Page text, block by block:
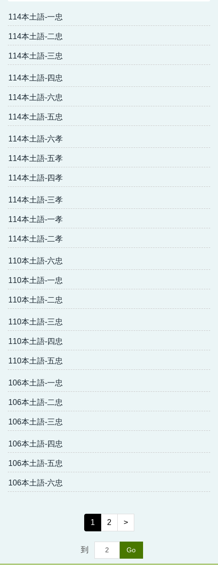
英語教育
母語專區
閱讀專區
雙語國際教育專區
校外人士協助教學或活動專區
114本土語-一忠
114本土語-二忠
114本土語-三忠
114本土語-四忠
114本土語-六忠
114本土語-五忠
114本土語-六孝
114本土語-五孝
114本土語-四孝
114本土語-三孝
114本土語-一孝
114本土語-二孝
110本土語-六忠
110本土語-一忠
110本土語-二忠
110本土語-三忠
110本土語-四忠
110本土語-五忠
106本土語-一忠
106本土語-二忠
106本土語-三忠
106本土語-四忠
106本土語-五忠
106本土語-六忠
1 2 >
到 Go